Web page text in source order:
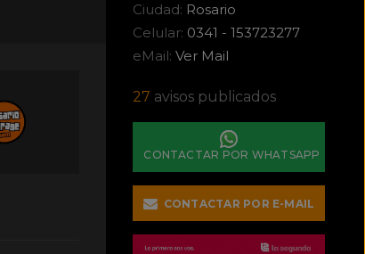
Ciudad: Rosario
Celular: 0341 - 153723277
eMail:Ver Mail
27 avisos publicados
CONTACTAR POR WHATSAPP
CONTACTAR POR E-MAIL